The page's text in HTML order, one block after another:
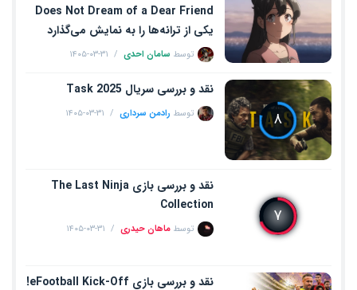
Does Not Dream of a Dear Friend
یکی از ترانه‌ها را به نمایش می‌گذارد
توسط سامان احدی ۱۴۰۵-۰۳-۳۱
۸
نقد و بررسی سریال Task 2025
توسط رادمن سرداری ۱۴۰۵-۰۳-۳۱
۷
نقد و بررسی بازی The Last Ninja
Collection
توسط ماهان حیدری ۱۴۰۵-۰۳-۳۱
نقد و بررسی بازی eFootball Kick-Off!